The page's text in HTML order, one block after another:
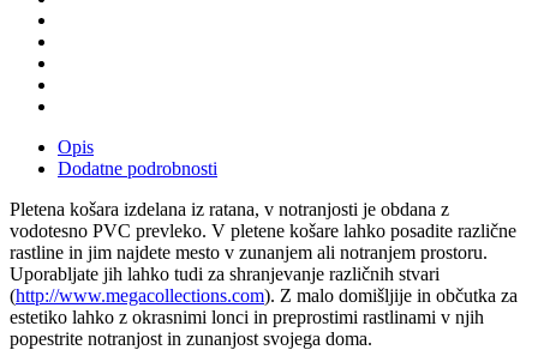
Opis
Dodatne podrobnosti
Pletena košara izdelana iz ratana, v notranjosti je obdana z
vodotesno PVC prevleko. V pletene košare lahko posadite različne
rastline in jim najdete mesto v zunanjem ali notranjem prostoru.
Uporabljate jih lahko tudi za shranjevanje različnih stvari
(http://www.megacollections.com). Z malo domišljije in občutka za
estetiko lahko z okrasnimi lonci in preprostimi rastlinami v njih
popestrite notranjost in zunanjost svojega doma.